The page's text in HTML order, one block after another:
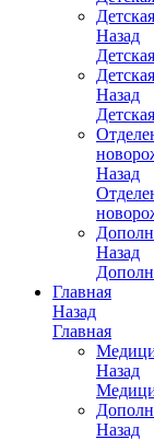
Назад
Назад
Назад
Назад
Главная
Назад
Главная
Назад
Назад